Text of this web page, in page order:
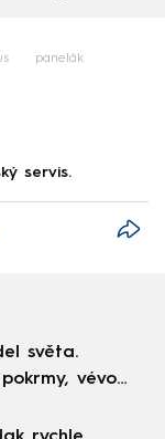
panelák
servis.
světa.
vévodí